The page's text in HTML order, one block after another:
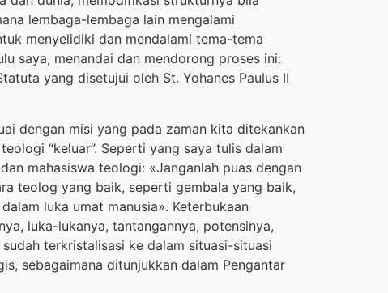
lembaga-lembaga lain mengalami
menyelidiki dan mendalami tema-tema
saya, menandai dan mendorong proses ini:
yang disetujui oleh St. Yohanes Paulus II
dengan misi yang pada zaman kita ditekankan
“keluar”. Seperti yang saya tulis dalam
mahasiswa teologi: «Janganlah puas dengan
teolog yang baik, seperti gembala yang baik,
luka umat manusia». Keterbukaan
luka-lukanya, tantangannya, potensinya,
terkristalisasi ke dalam situasi-situasi
sebagaimana ditunjukkan dalam Pengantar